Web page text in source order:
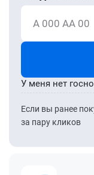
А 000 АА 00
Если вы ранее
за пару кликов
У меня нет